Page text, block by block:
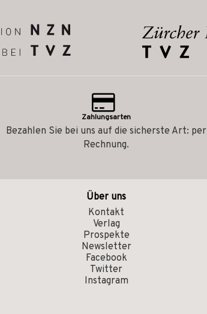
Zahlungsarten
Bezahlen Sie bei uns auf die sicherste Art: per
Rechnung.
Über uns
Kontakt
Verlag
Prospekte
Newsletter
Facebook
Twitter
Instagram